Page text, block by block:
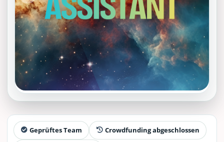
Geprüftes Team Crowdfunding abgeschlossen